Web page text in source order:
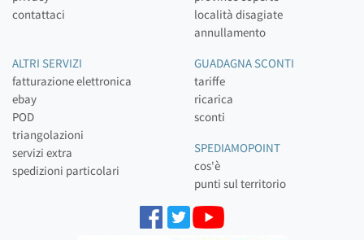
contattaci
località disagiate
annullamento
ALTRI SERVIZI
fatturazione elettronica
ebay
POD
triangolazioni
servizi extra
spedizioni particolari
GUADAGNA SCONTI
tariffe
ricarica
sconti
SPEDIAMOPOINT
cos'è
punti sul territorio